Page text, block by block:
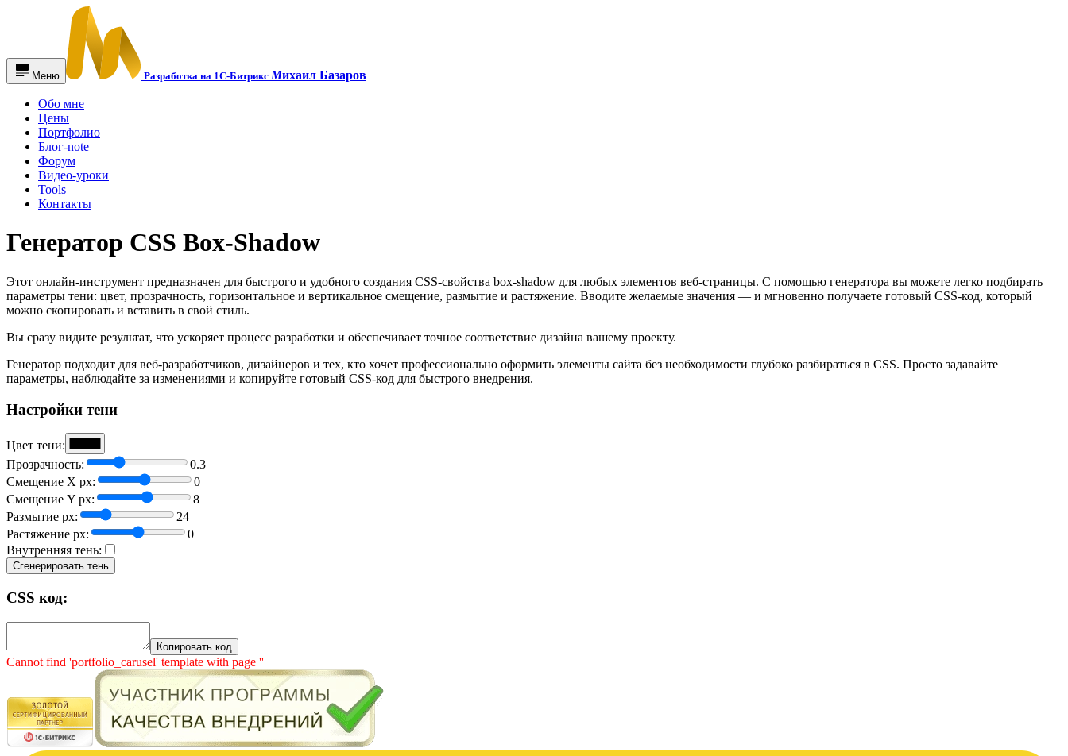
Меню Разработка на 1С-БитриксМихаил Базаров
Обо мне
Цены
Портфолио
Блог-note
Форум
Видео-уроки
Tools
Контакты
Генератор CSS Box-Shadow
Этот онлайн-инструмент предназначен для быстрого и удобного создания CSS-свойства box-shadow для любых элементов веб-страницы. С помощью генератора вы можете легко подбирать
параметры тени: цвет, прозрачность, горизонтальное и вертикальное смещение, размытие и растяжение. Вводите желаемые значения — и мгновенно получаете готовый CSS-код, который
можно скопировать и вставить в свой стиль.
Вы сразу видите результат, что ускоряет процесс разработки и обеспечивает точное соответствие дизайна вашему проекту.
Генератор подходит для веб-разработчиков, дизайнеров и тех, кто хочет профессионально оформить элементы сайта без необходимости глубоко разбираться в CSS. Просто задавайте
параметры, наблюдайте за изменениями и копируйте готовый CSS-код для быстрого внедрения.
Настройки тени
Цвет тени:
Прозрачность:
0.3
Смещение X px:
0
Смещение Y px:
8
Размытие px:
24
Растяжение px:
0
Внутренняя тень:
Сгенерировать тень
CSS код:
Копировать код
Cannot find 'portfolio_carusel' template with page ''